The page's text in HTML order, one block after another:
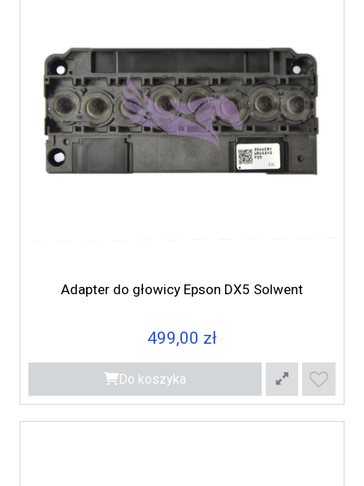
Adapter do głowicy Epson DX5 Solwent
499,00 zł
Do koszyka